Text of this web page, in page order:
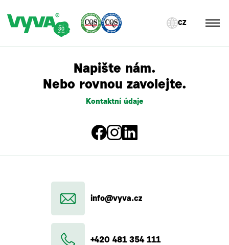
CZ
Napište nám.
Nebo rovnou zavolejte.
Kontaktní údaje
info@vyva.cz
+420 481 354 111